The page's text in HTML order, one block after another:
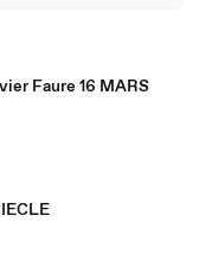
Faure 16 MARS